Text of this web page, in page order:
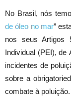
No Brasil, nós
de óleo no mar”
nos seus Artigos
Individual (PEI), de
incidentes de
sobre a
combate à poluição.